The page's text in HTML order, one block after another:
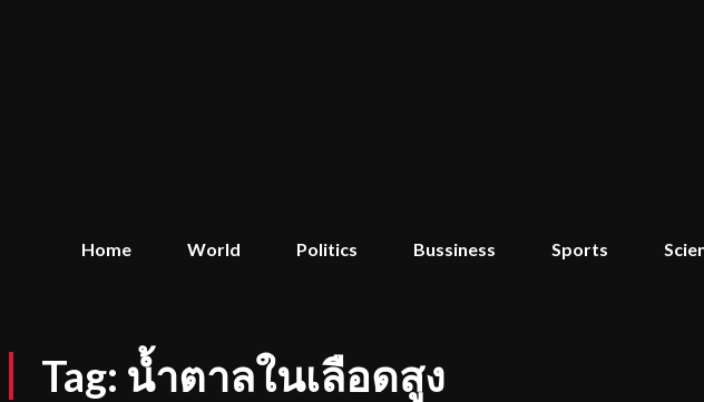
Home World Politics Bussiness Sports
Tag: น้ำตาลในเลือดสูง